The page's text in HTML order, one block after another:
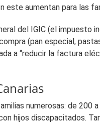
aumentan para las
del IGIC (el impuesto
(pan especial,
a “reducir la factura
numerosas: de 200
hijos discapacitados.